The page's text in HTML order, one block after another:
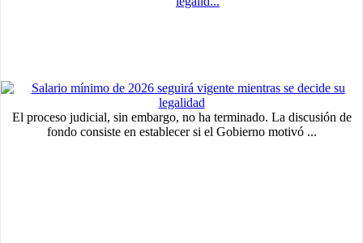
El proceso judicial, sin embargo, no ha terminado. La discusión de
fondo consiste en establecer si el Gobierno motivó ...